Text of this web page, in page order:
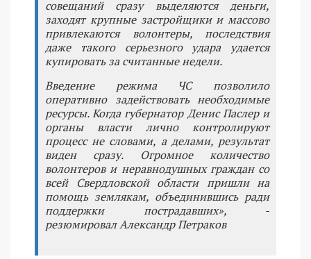
совещаний сразу выделяются деньги,
заходят крупные застройщики и массово
привлекаются волонтеры, последствия
даже такого серьезного удара удается
купировать за считанные недели.
Введение режима ЧС позволило
оперативно задействовать необходимые
ресурсы. Когда губернатор Денис Паслер и
органы власти лично контролируют
процесс не словами, а делами, результат
виден сразу. Огромное количество
волонтеров и неравнодушных граждан со
всей Свердловской области пришли на
помощь землякам, объединившись ради
поддержки пострадавших», -
резюмировал Александр Петраков